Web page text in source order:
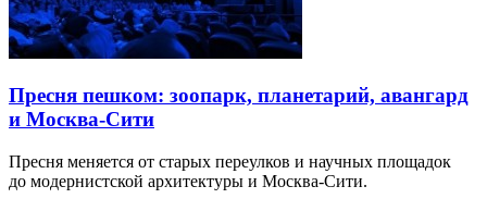
Пресня пешком: зоопарк, планетарий, авангард
и Москва-Сити
Пресня меняется от старых переулков и научных площадок
до модернистской архитектуры и Москва-Сити.